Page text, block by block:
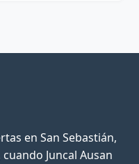
en San Sebastián,
Juncal Ausan